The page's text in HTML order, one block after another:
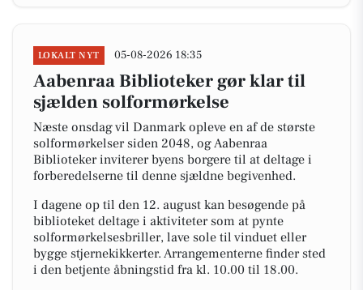
LOKALT NYT 05-08-2026 18:35
Aabenraa Biblioteker gør klar til
sjælden solformørkelse
Næste onsdag vil Danmark opleve en af de største
solformørkelser siden 2048, og Aabenraa
Biblioteker inviterer byens borgere til at deltage i
forberedelserne til denne sjældne begivenhed.
I dagene op til den 12. august kan besøgende på
biblioteket deltage i aktiviteter som at pynte
solformørkelsesbriller, lave sole til vinduet eller
bygge stjernekikkerter. Arrangementerne finder sted
i den betjente åbningstid fra kl. 10.00 til 18.00.